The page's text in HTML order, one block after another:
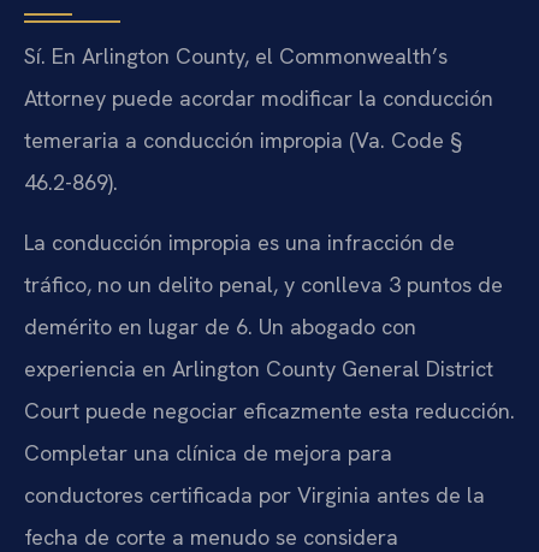
Sí. En Arlington County, el Commonwealth’s
Attorney puede acordar modificar la conducción
temeraria a conducción impropia (Va. Code §
46.2-869).
La conducción impropia es una infracción de
tráfico, no un delito penal, y conlleva 3 puntos de
demérito en lugar de 6. Un abogado con
experiencia en Arlington County General District
Court puede negociar eficazmente esta reducción.
Completar una clínica de mejora para
conductores certificada por Virginia antes de la
fecha de corte a menudo se considera